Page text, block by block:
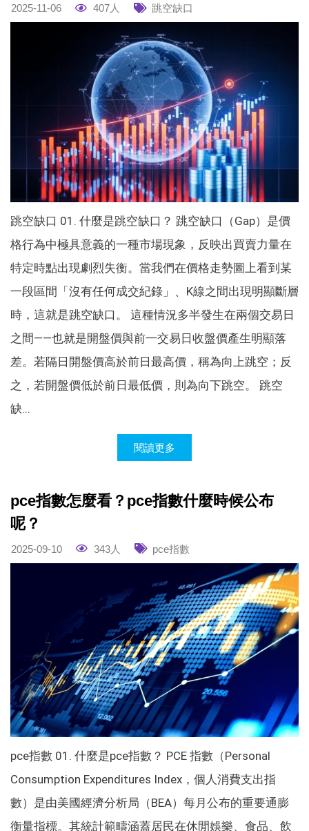
2025-11-06 407人 跳空缺口
跳空缺口 01. 什麼是跳空缺口？ 跳空缺口（Gap）是價
格行為中極具意義的一種市場現象，反映出買賣力量在
特定時點出現劇烈失衡。當我們在價格走勢圖上看到某
一段區間「沒有任何成交紀錄」、K線之間出現明顯斷層
時，這就是跳空缺口。 這種情況多半發生在兩個交易日
之間——也就是開盤價與前一交易日收盤價產生明顯落
差。若隔日開盤價高於前日最高價，稱為向上跳空；反
之，若開盤價低於前日最低價，則為向下跳空。 跳空
缺...
閱讀更多
pce指數怎麼看？pce指數什麼時候公布
呢？
2025-09-10 343人 pce指數
pce指數 01. 什麼是pce指數？ PCE 指數（Personal
Consumption Expenditures Index，個人消費支出指
數）是由美國經濟分析局（BEA）每月公布的重要通膨
衡量指標。其統計範疇涵蓋居民在休閒娛樂、食品、飲